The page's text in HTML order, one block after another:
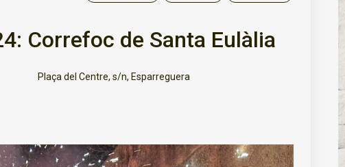
Correfoc de Santa Eulàlia
Plaça del Centre, s/n, Esparreguera